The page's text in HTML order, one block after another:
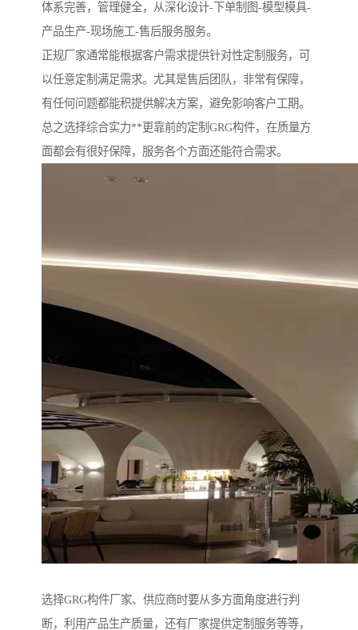
体系完善，管理健全，从深化设计-下单制图-模型模具-
产品生产-现场施工-售后服务服务。
正规厂家通常能根据客户需求提供针对性定制服务，可
以任意定制满足需求。尤其是售后团队，非常有保障，
有任何问题都能积提供解决方案，避免影响客户工期。
总之选择综合实力**更靠前的定制GRG构件，在质量方
面都会有很好保障，服务各个方面还能符合需求。
选择GRG构件厂家、供应商时要从多方面角度进行判
断，利用产品生产质量，还有厂家提供定制服务等等，